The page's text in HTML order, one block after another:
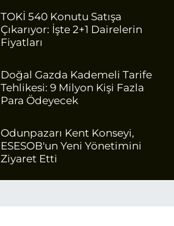
TOKİ 540 Konutu Satışa
Çıkarıyor: İşte 2+1 Dairelerin
Fiyatları
Doğal Gazda Kademeli Tarife
Tehlikesi: 9 Milyon Kişi Fazla
Para Ödeyecek
Odunpazarı Kent Konseyi,
ESESOB'un Yeni Yönetimini
Ziyaret Etti